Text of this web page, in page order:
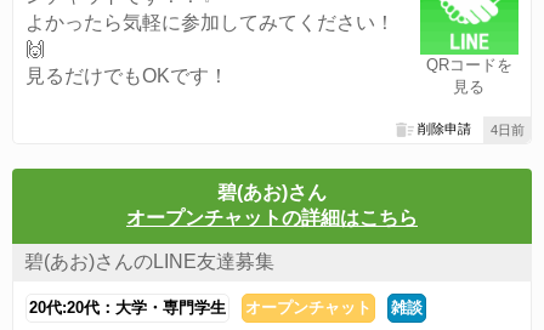
QRコードを
見る
よかったら気軽に参加してみてください！
🙌
見るだけでもOKです！
4日前
削除申請
碧(あお)さん
オープンチャットの詳細はこちら
碧(あお)さんのLINE友達募集
20代:20代：大学・専門学生 オープンチャット 雑談